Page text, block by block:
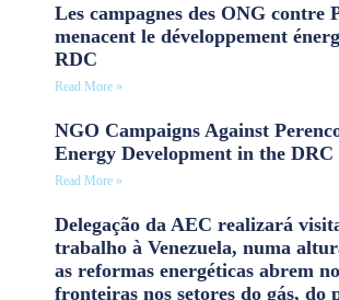
Les campagnes des ONG contre
menacent le développement
RDC
Read More »
NGO Campaigns Against
Energy Development in the DRC
Read More »
Delegação da AEC realizará
trabalho à Venezuela, numa
as reformas energéticas abrem
fronteiras nos setores do gás, do